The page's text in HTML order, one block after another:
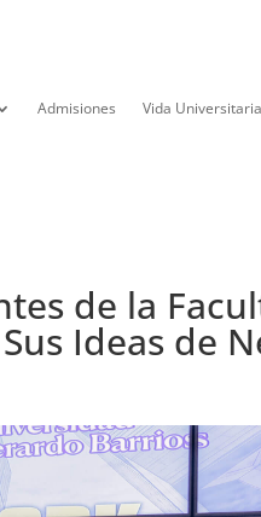
Admisiones Vida Universitaria
de la
Ideas de